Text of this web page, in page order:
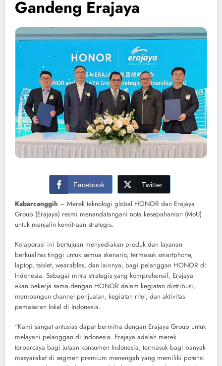
Gandeng Erajaya
Facebook Twitter
Kabarcanggih – Merek teknologi global HONOR dan Erajaya
Group (Erajaya) resmi menandatangani nota kesepahaman (MoU)
untuk menjalin kemitraan strategis.
Kolaborasi ini bertujuan menyediakan produk dan layanan
berkualitas tinggi untuk semua skenario, termasuk smartphone,
laptop, tablet, wearables, dan lainnya, bagi pelanggan HONOR di
Indonesia. Sebagai mitra strategis yang komprehensif, Erajaya
akan bekerja sama dengan HONOR dalam kegiatan distribusi,
membangun channel penjualan, kegiatan ritel, dan aktivitas
pemasaran lokal di Indonesia.
“Kami sangat antusias dapat bermitra dengan Erajaya Group untuk
melayani pelanggan di Indonesia. Erajaya adalah merek
terpercaya bagi jutaan konsumen Indonesia, termasuk bagi banyak
masyarakat di segmen premium menengah yang memiliki potensi